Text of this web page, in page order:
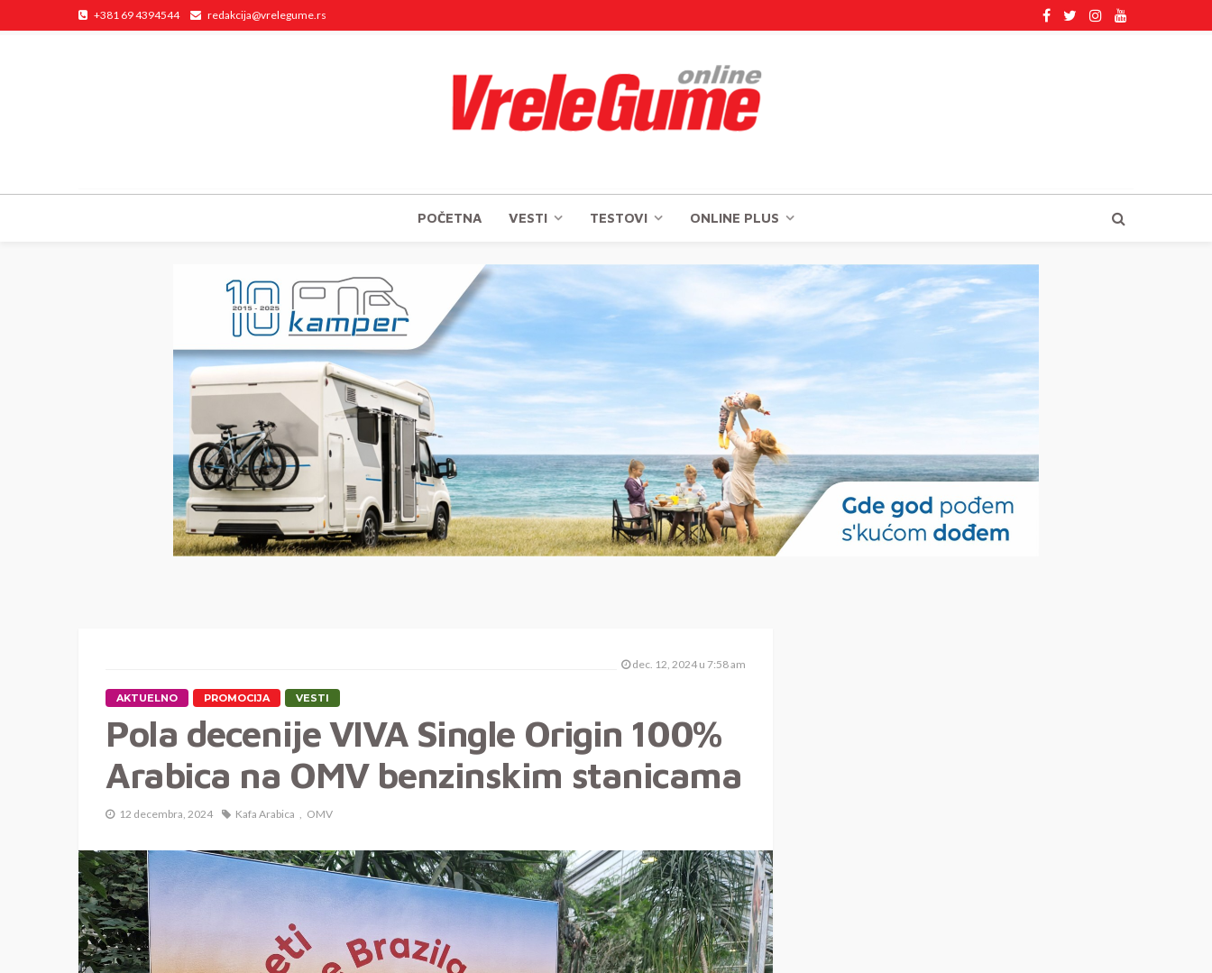
+381 69 4394544 redakcija@vrelegume.rs
POČETNA VESTI TESTOVI ONLINE PLUS
dec. 12, 2024 u 7:58 am
AKTUELNO PROMOCIJA VESTI
Pola decenije VIVA Single Origin 100%
Arabica na OMV benzinskim stanicama
12 decembra, 2024 Kafa Arabica OMV